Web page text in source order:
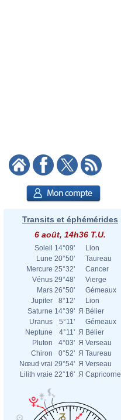
Transits et éphémérides
6 août, 14h36 T.U.
Soleil 14°09'
Lion
Lune 20°50'
Taureau
Mercure 25°32'
Cancer
Vénus 29°48'
Vierge
Mars 26°50'
Gémeaux
Jupiter
8°12'
Lion
Saturne 14°39' Я Bélier
Uranus
5°11'
Gémeaux
Neptune
4°11' Я Bélier
Pluton
4°03' Я Verseau
Chiron
0°52' Я Taureau
Nœud vrai 29°54' Я Verseau
Lilith vraie 22°16' Я Capricorne